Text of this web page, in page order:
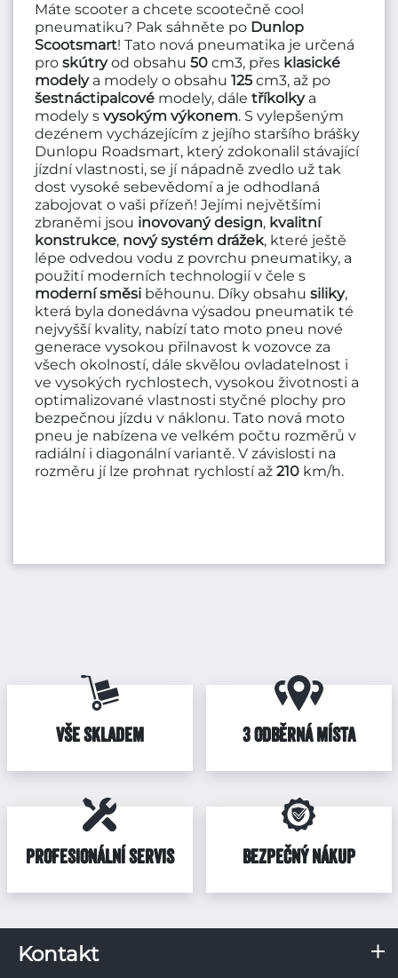
Máte scooter a chcete scootečně cool
pneumatiku? Pak sáhněte po Dunlop
Scootsmart! Tato nová pneumatika je určená
pro skútryod obsahu 50 cm3, přes klasické
modelya modely o obsahu 125 cm3, až po
šestnáctipalcové modely, dále tříkolkya
modely s vysokým výkonem. S vylepšeným
dezénem vycházejícím z jejího staršího brášky
Dunlopu Roadsmart, který zdokonalil stávající
jízdní vlastnosti, se jí nápadně zvedlo už tak
dost vysoké sebevědomí a je odhodlaná
zabojovat o vaši přízeň! Jejími největšími
zbraněmi jsou inovovaný design, kvalitní
konstrukce, nový systém drážek, které ještě
lépe odvedou vodu z povrchu pneumatiky, a
použití moderních technologií v čele s
moderní směsi běhounu. Díky obsahu siliky,
která byla donedávna výsadou pneumatik té
nejvyšší kvality, nabízí tato moto pneu nové
generace vysokou přilnavost k vozovce za
všech okolností, dále skvělou ovladatelnost i
ve vysokých rychlostech, vysokou životnosti a
optimalizované vlastnosti styčné plochy pro
bezpečnou jízdu v náklonu. Tato nová moto
pneu je nabízena ve velkém počtu rozměrů v
radiální i diagonální variantě. V závislosti na
rozměru jí lze prohnat rychlostí až 210 km/h.
VŠE SKLADEM 3 ODBĚRNÁ MÍSTA
PROFESIONÁLNÍ SERVIS BEZPEČNÝ NÁKUP
Kontakt